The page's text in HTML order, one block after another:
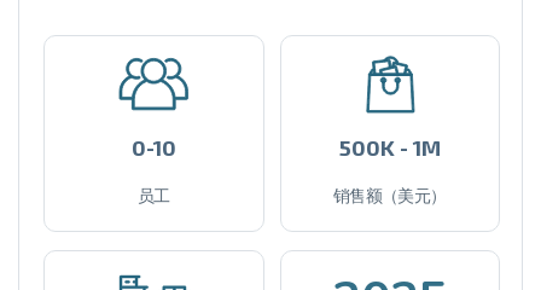
0-10
员工
500K - 1M
销售额（美元）